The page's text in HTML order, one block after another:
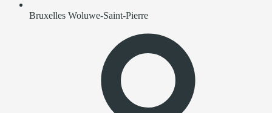
Bruxelles Woluwe-Saint-Pierre